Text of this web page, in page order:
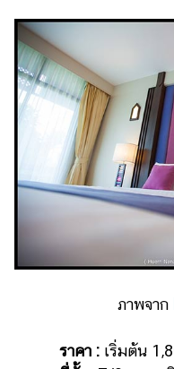
ภาพจาก
ราคา : เริ่มต้น